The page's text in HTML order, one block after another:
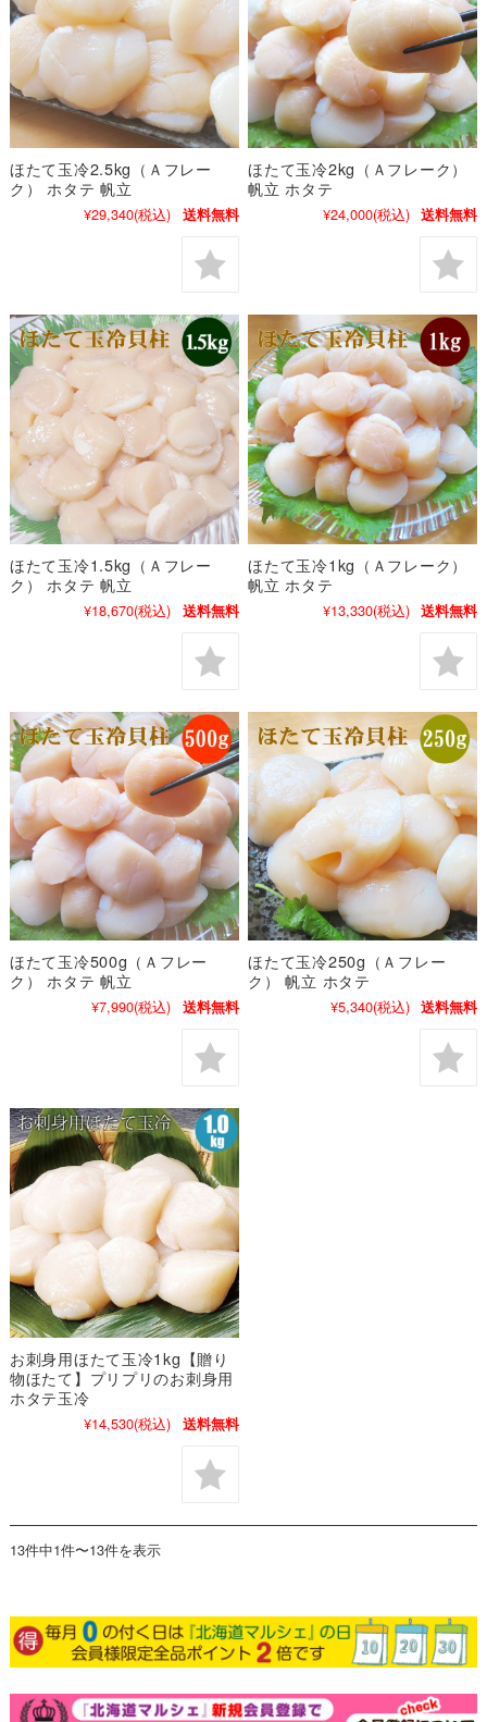
ほたて玉冷2.5kg（Ａフレー
ク） ホタテ 帆立
¥29,340(税込) 送料無料
ほたて玉冷2kg（Ａフレーク）
帆立 ホタテ
¥24,000(税込) 送料無料
ほたて玉冷1.5kg（Ａフレー
ク） ホタテ 帆立
¥18,670(税込) 送料無料
ほたて玉冷1kg（Ａフレーク）
帆立 ホタテ
¥13,330(税込) 送料無料
ほたて玉冷500g（Ａフレー
ク） ホタテ 帆立
¥7,990(税込) 送料無料
ほたて玉冷250g（Ａフレー
ク） 帆立 ホタテ
¥5,340(税込) 送料無料
お刺身用ほたて玉冷1kg【贈り
物ほたて】プリプリのお刺身用
ホタテ玉冷
¥14,530(税込) 送料無料
13件中1件〜13件を表示